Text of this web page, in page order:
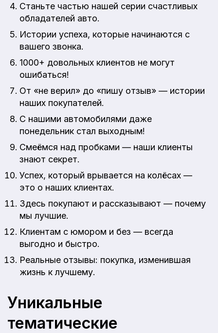
Станьте частью нашей серии счастливых
обладателей авто.
Истории успеха, которые начинаются с
вашего звонка.
1000+ довольных клиентов не могут
ошибаться!
От «не верил» до «пишу отзыв» — истории
наших покупателей.
С нашими автомобилями даже
понедельник стал выходным!
Смеёмся над пробками — наши клиенты
знают секрет.
Успех, который врывается на колёсах —
это о наших клиентах.
Здесь покупают и рассказывают — почему
мы лучшие.
Клиентам с юмором и без — всегда
выгодно и быстро.
Реальные отзывы: покупка, изменившая
жизнь к лучшему.
Уникальные
тематические